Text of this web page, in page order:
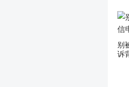
别
诉